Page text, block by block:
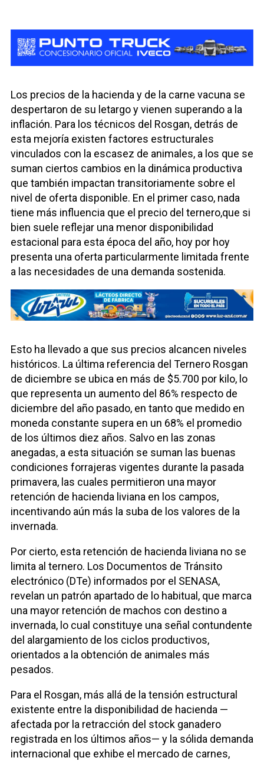
Los precios de la hacienda y de la carne vacuna se
despertaron de su letargo y vienen superando a la
inflación. Para los técnicos del Rosgan, detrás de
esta mejoría existen factores estructurales
vinculados con la escasez de animales, a los que se
suman ciertos cambios en la dinámica productiva
que también impactan transitoriamente sobre el
nivel de oferta disponible. En el primer caso, nada
tiene más influencia que el precio del ternero,que si
bien suele reflejar una menor disponibilidad
estacional para esta época del año, hoy por hoy
presenta una oferta particularmente limitada frente
a las necesidades de una demanda sostenida.
Esto ha llevado a que sus precios alcancen niveles
históricos. La última referencia del Ternero Rosgan
de diciembre se ubica en más de $5.700 por kilo, lo
que representa un aumento del 86% respecto de
diciembre del año pasado, en tanto que medido en
moneda constante supera en un 68% el promedio
de los últimos diez años. Salvo en las zonas
anegadas, a esta situación se suman las buenas
condiciones forrajeras vigentes durante la pasada
primavera, las cuales permitieron una mayor
retención de hacienda liviana en los campos,
incentivando aún más la suba de los valores de la
invernada.
Por cierto, esta retención de hacienda liviana no se
limita al ternero. Los Documentos de Tránsito
electrónico (DTe) informados por el SENASA,
revelan un patrón apartado de lo habitual, que marca
una mayor retención de machos con destino a
invernada, lo cual constituye una señal contundente
del alargamiento de los ciclos productivos,
orientados a la obtención de animales más
pesados.
Para el Rosgan, más allá de la tensión estructural
existente entre la disponibilidad de hacienda —
afectada por la retracción del stock ganadero
registrada en los últimos años— y la sólida demanda
internacional que exhibe el mercado de carnes,